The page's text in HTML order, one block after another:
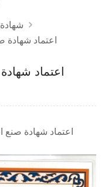
شهادة
اعتماد شهادة
اعتماد
اعتماد شهادة صنع